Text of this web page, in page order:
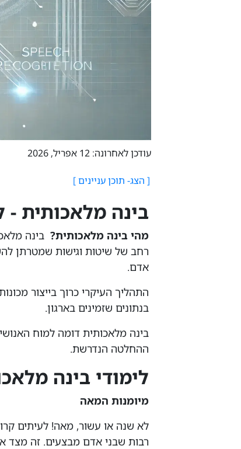
עודכן לאחרונה: 12 אפריל, 2026
בינה מלאכותית -
מהי בינה מלאכותית? בינה
רחב של שיטות וגישות שמטרתן
אדם.
התהליך העיקרי כרוך בייצור
בנתונים שזמינים בארגון.
בינה מלאכותית דומה למוח
ההחלטה הנדרשת.
לימודי בינה
מיומנות המאה
לא שנה או עשור, מאה! לעיתים
רבות שבני אדם מבצעים. זה מצד